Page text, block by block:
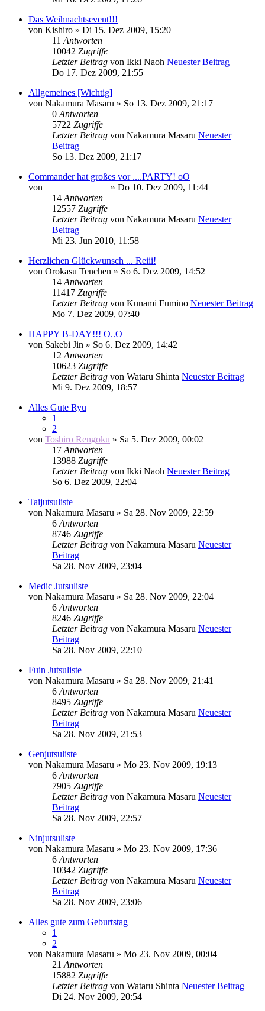
Das Weihnachtsevent!!!
von Kishiro » Di 15. Dez 2009, 15:20
11 Antworten
10042 Zugriffe
Letzter Beitrag von Ikki Naoh Neuester Beitrag
Do 17. Dez 2009, 21:55
Allgemeines [Wichtig]
von Nakamura Masaru » So 13. Dez 2009, 21:17
0 Antworten
5722 Zugriffe
Letzter Beitrag von Nakamura Masaru Neuester
Beitrag
So 13. Dez 2009, 21:17
Commander hat großes vor ....PARTY! oO
von
» Do 10. Dez 2009, 11:44
14 Antworten
12557 Zugriffe
Letzter Beitrag von Nakamura Masaru Neuester
Beitrag
Mi 23. Jun 2010, 11:58
Herzlichen Glückwunsch ... Reiii!
von Orokasu Tenchen » So 6. Dez 2009, 14:52
14 Antworten
11417 Zugriffe
Letzter Beitrag von Kunami Fumino Neuester Beitrag
Mo 7. Dez 2009, 07:40
HAPPY B-DAY!!! O..O
von Sakebi Jin » So 6. Dez 2009, 14:42
12 Antworten
10623 Zugriffe
Letzter Beitrag von Wataru Shinta Neuester Beitrag
Mi 9. Dez 2009, 18:57
Alles Gute Ryu
1
2
von Toshiro Rengoku » Sa 5. Dez 2009, 00:02
17 Antworten
13988 Zugriffe
Letzter Beitrag von Ikki Naoh Neuester Beitrag
So 6. Dez 2009, 22:04
Taijutsuliste
von Nakamura Masaru » Sa 28. Nov 2009, 22:59
6 Antworten
8746 Zugriffe
Letzter Beitrag von Nakamura Masaru Neuester
Beitrag
Sa 28. Nov 2009, 23:04
Medic Jutsuliste
von Nakamura Masaru » Sa 28. Nov 2009, 22:04
6 Antworten
8246 Zugriffe
Letzter Beitrag von Nakamura Masaru Neuester
Beitrag
Sa 28. Nov 2009, 22:10
Fuin Jutsuliste
von Nakamura Masaru » Sa 28. Nov 2009, 21:41
6 Antworten
8495 Zugriffe
Letzter Beitrag von Nakamura Masaru Neuester
Beitrag
Sa 28. Nov 2009, 21:53
Genjutsuliste
von Nakamura Masaru » Mo 23. Nov 2009, 19:13
6 Antworten
7905 Zugriffe
Letzter Beitrag von Nakamura Masaru Neuester
Beitrag
Sa 28. Nov 2009, 22:57
Ninjutsuliste
von Nakamura Masaru » Mo 23. Nov 2009, 17:36
6 Antworten
10342 Zugriffe
Letzter Beitrag von Nakamura Masaru Neuester
Beitrag
Sa 28. Nov 2009, 23:06
Alles gute zum Geburtstag
1
2
von Nakamura Masaru » Mo 23. Nov 2009, 00:04
21 Antworten
15882 Zugriffe
Letzter Beitrag von Wataru Shinta Neuester Beitrag
Di 24. Nov 2009, 20:54